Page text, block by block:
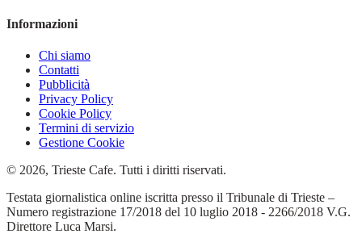
Informazioni
Chi siamo
Contatti
Pubblicità
Privacy Policy
Cookie Policy
Termini di servizio
Gestione Cookie
© 2026, Trieste Cafe. Tutti i diritti riservati.
Testata giornalistica online iscritta presso il Tribunale di Trieste –
Numero registrazione 17/2018 del 10 luglio 2018 - 2266/2018 V.G.
Direttore Luca Marsi.